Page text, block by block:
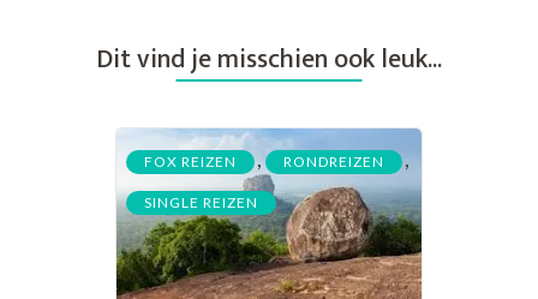
Dit vind je misschien ook leuk...
FOX REIZEN , RONDREIZEN ,
SINGLE REIZEN